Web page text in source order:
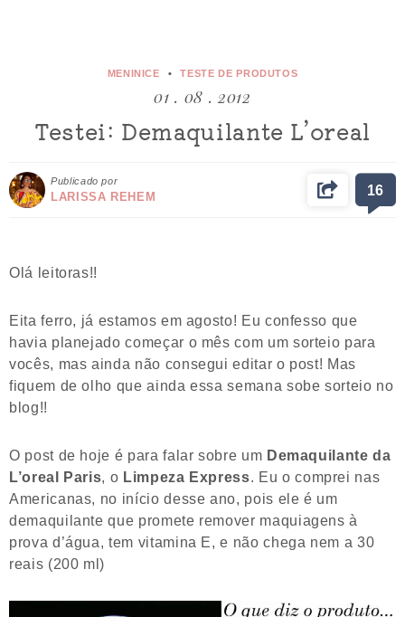
MENINICE TESTE DE PRODUTOS
01 . 08 . 2012
Testei: Demaquilante L’oreal
Publicado por
LARISSA REHEM 16
Olá leitoras!!
Eita ferro, já estamos em agosto! Eu confesso que
havia planejado começar o mês com um sorteio para
vocês, mas ainda não consegui editar o post! Mas
fiquem de olho que ainda essa semana sobe sorteio no
blog!!
O post de hoje é para falar sobre um Demaquilante da
L’oreal Paris, o Limpeza Express. Eu o comprei nas
Americanas, no início desse ano, pois ele é um
demaquilante que promete remover maquiagens à
prova d’água, tem vitamina E, e não chega nem a 30
reais (200 ml)